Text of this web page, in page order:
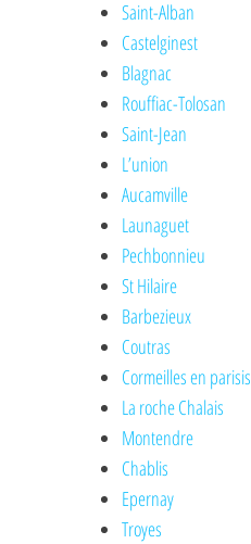
Saint-Alban
Castelginest
Blagnac
Rouffiac-Tolosan
Saint-Jean
L’union
Aucamville
Launaguet
Pechbonnieu
St Hilaire
Barbezieux
Coutras
Cormeilles en parisis
La roche Chalais
Montendre
Chablis
Epernay
Troyes